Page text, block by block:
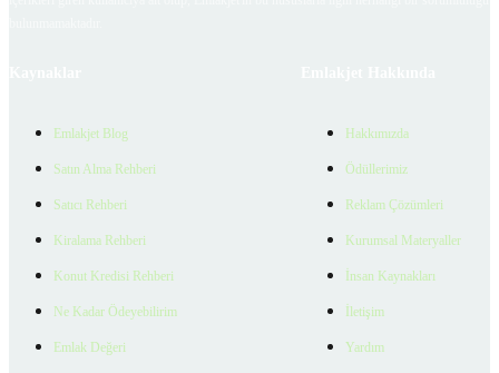
Emlakjet Blog
Satın Alma Rehberi
Satıcı Rehberi
Kiralama Rehberi
Konut Kredisi Rehberi
Ne Kadar Ödeyebilirim
Emlak Değeri
Hakkımızda
Ödüllerimiz
Reklam Çözümleri
Kurumsal Materyaller
İnsan Kaynakları
İletişim
Yardım